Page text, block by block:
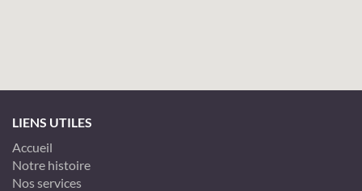
LIENS UTILES
Accueil
Notre histoire
Nos services